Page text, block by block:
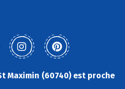
Maximin (60740) est proche